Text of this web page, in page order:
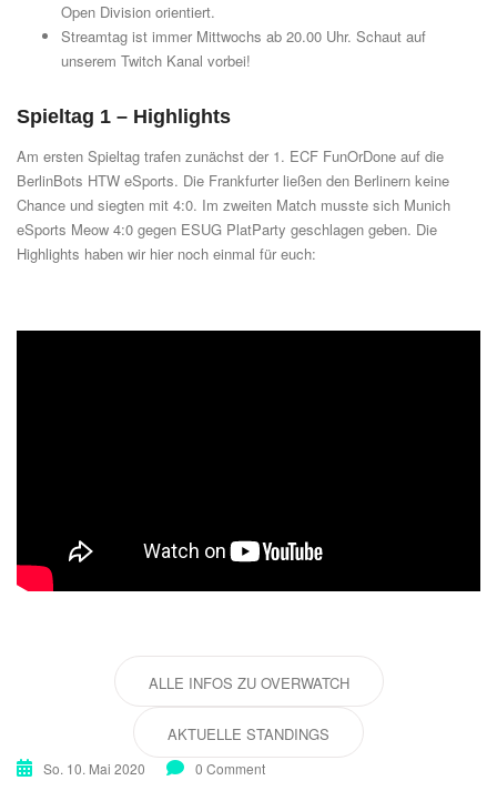
Open Division orientiert.
Streamtag ist immer Mittwochs ab 20.00 Uhr. Schaut auf
unserem Twitch Kanal vorbei!
Spieltag 1 – Highlights
Am ersten Spieltag trafen zunächst der 1. ECF FunOrDone auf die
BerlinBots HTW eSports. Die Frankfurter ließen den Berlinern keine
Chance und siegten mit 4:0. Im zweiten Match musste sich Munich
eSports Meow 4:0 gegen ESUG PlatParty geschlagen geben. Die
Highlights haben wir hier noch einmal für euch:
ALLE INFOS ZU OVERWATCH
AKTUELLE STANDINGS
So. 10. Mai 2020 0 Comment